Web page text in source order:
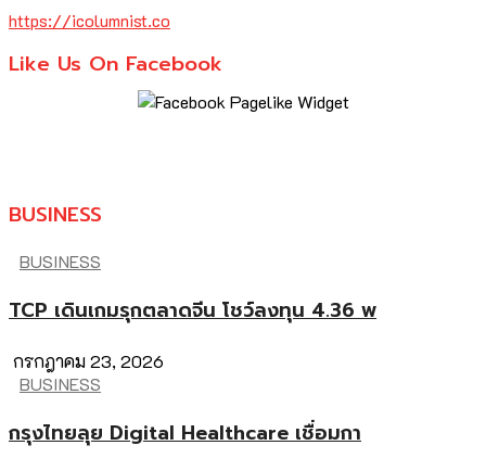
https://icolumnist.co
Like Us On Facebook
BUSINESS
BUSINESS
TCP เดินเกมรุกตลาดจีน โชว์ลงทุน 4.36 พ
กรกฎาคม 23, 2026
BUSINESS
กรุงไทยลุย Digital Healthcare เชื่อมกา